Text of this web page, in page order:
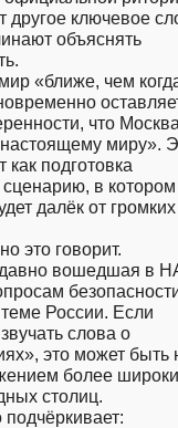
другое ключевое
объяснять
«ближе, чем
что
миру».
как подготовка
в котором
далёк от громких
это говорит.
вошедшая в
России. Если
слова о
это может быть
более
столиц.